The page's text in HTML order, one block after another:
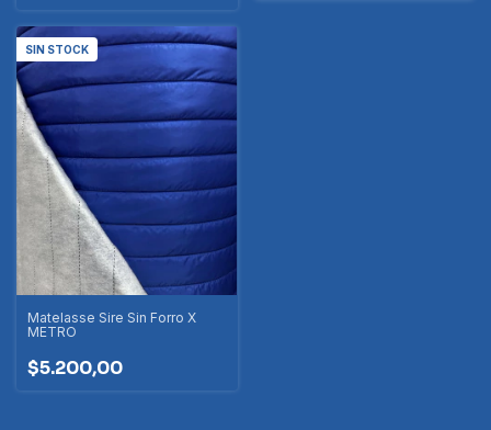
SIN STOCK
Matelasse Sire Sin Forro X
METRO
$5.200,00